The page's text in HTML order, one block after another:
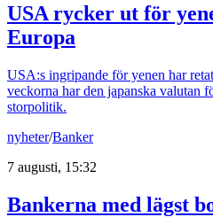
USA rycker ut för
Europa
USA:s ingripande för yenen har
veckorna har den japanska valutan
storpolitik.
nyheter/Banker
7 augusti, 15:32
Bankerna med lägst